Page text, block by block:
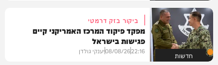
חדשות
ביקור בזק דרמטי
מפקד פיקוד המרכז האמריקני קיים
פגישות בישראל
22:16
08/08/26יענקי גולדן